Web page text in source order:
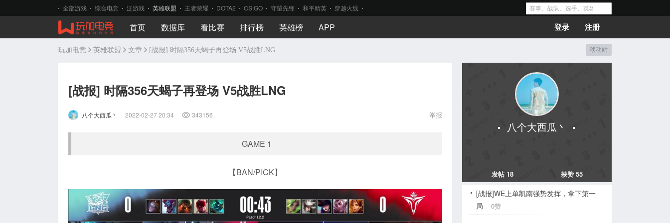
全部游戏 综合电竞 泛游戏 英雄联盟 王者荣耀 DOTA2 CS:GO 守望先锋 和平精英 穿越火线
首页 数据库 看比赛 排行榜 英雄榜 APP 登录 注册
玩加电竞 英雄联盟 文章 [战报] 时隔356天蝎子再登场 V5战胜LNG 移动站
[战报] 时隔356天蝎子再登场 V5战胜LNG
八个大西瓜丶 2022-02-27 20:34 343156 举报
GAME 1
【BAN/PICK】
八个大西瓜丶
发帖 18 获赞 55
[战报]WE上单凯南强势发挥，拿下第一
局
0赞